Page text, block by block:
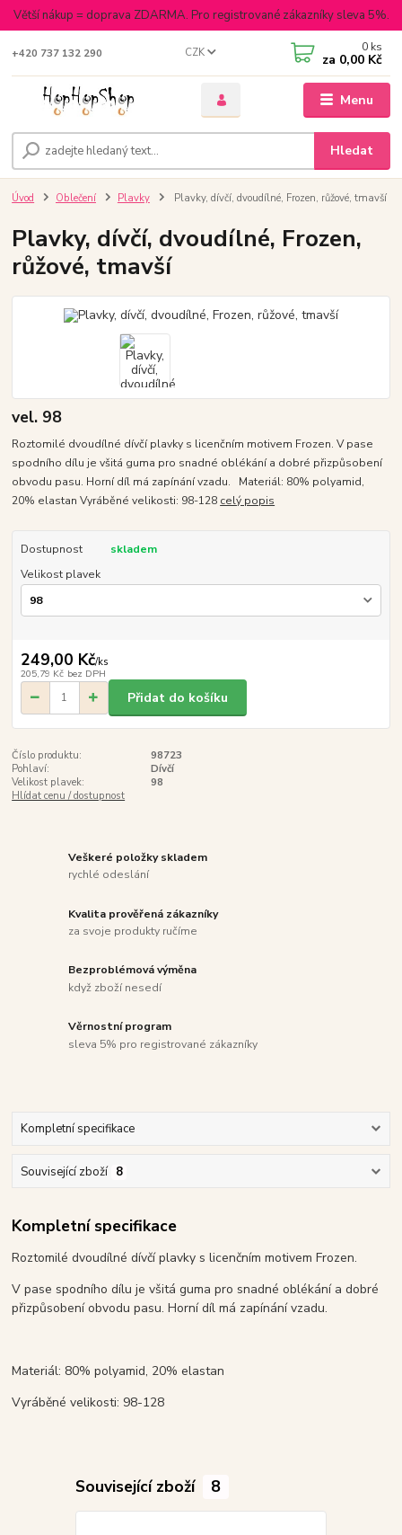
Větší nákup = doprava ZDARMA. Pro registrované zákazníky sleva 5%.
Menu
CZK
Hledat
+420 737 132 290 0 ks
za 0,00 Kč
Úvod Oblečení Plavky Plavky, dívčí, dvoudílné, Frozen, růžové, tmavší
Plavky, dívčí, dvoudílné, Frozen,
růžové, tmavší
vel. 98
Roztomilé dvoudílné dívčí plavky s licenčním motivem Frozen. V pase
spodního dílu je všitá guma pro snadné oblékání a dobré přizpůsobení
obvodu pasu. Horní díl má zapínání vzadu. Materiál: 80% polyamid,
20% elastan Vyráběné velikosti: 98-128 celý popis
Dostupnost
skladem
Velikost plavek
249,00 Kč/ks
205,79 Kč bez DPH
Přidat do košíku
Číslo produktu:
98723
Pohlaví:
Dívčí
Velikost plavek:
98
Hlídat cenu / dostupnost
Veškeré položky skladem
rychlé odeslání
Kvalita prověřená zákazníky
za svoje produkty ručíme
Bezproblémová výměna
když zboží nesedí
Věrnostní program
sleva 5% pro registrované zákazníky
Kompletní specifikace
Související zboží 8
Kompletní specifikace
Roztomilé dvoudílné dívčí plavky s licenčním motivem Frozen.
V pase spodního dílu je všitá guma pro snadné oblékání a dobré
přizpůsobení obvodu pasu. Horní díl má zapínání vzadu.
Materiál: 80% polyamid, 20% elastan
Vyráběné velikosti: 98-128
Související zboží 8